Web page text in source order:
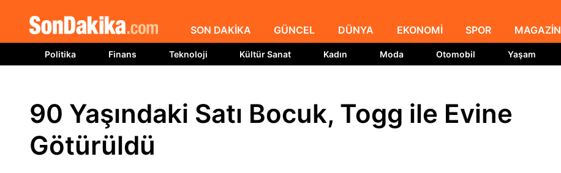
SON DAKİKA GÜNCEL DÜNYA EKONOMİ SPOR MAGAZİN
Politika Finans Teknoloji Kültür Sanat Kadın Moda Otomobil Yaşam
90 Yaşındaki Satı Bocuk, Togg ile Evine
Götürüldü